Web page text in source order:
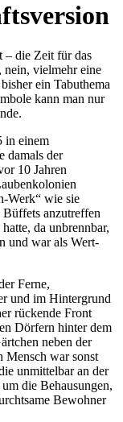
– die Zeit für das
nein, vielmehr eine
ein Tabuthema
kann man nur
in einem
damals der
10 Jahren
Werk
wie sie
Büffets anzutreffen
da unbrennbar,
und war als Wert-
Ferne,
und im Hintergrund
rückende Front
Dörfern hinter dem
neben der
Mensch war sonst
unmittelbar an der
die Behausungen,
Bewohner